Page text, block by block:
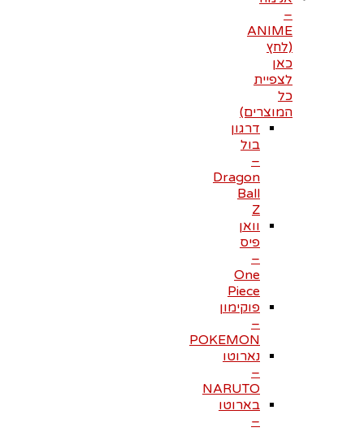
–
ANIME
(לחץ
כאן
לצפיית
כל
המוצרים)
דרגון
בול
–
Dragon
Ball
Z
וואן
פיס
–
One
Piece
פוקימון
–
POKEMON
נארוטו
–
NARUTO
בארוטו
–